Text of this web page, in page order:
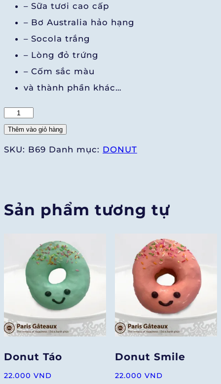
– Sữa tươi cao cấp
– Bơ Australia hảo hạng
– Socola trắng
– Lòng đỏ trứng
– Cốm sắc màu
và thành phần khác…
Donut
Sôcôla
trắng
Thêm vào giỏ hàng
SKU: B69 Danh mục: DONUT
Sản phẩm tương tự
Donut Táo
22.000 VND
Donut Smile
22.000 VND